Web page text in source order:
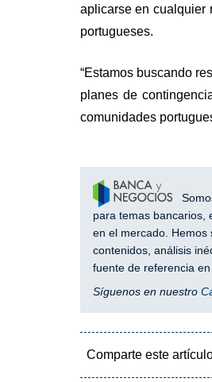
aplicarse en cualquier
portugueses.
“Estamos buscando
planes de
comunidades
para temas bancarios,
en el mercado. Hemos
contenidos, análisis
fuente de referencia
Síguenos en nuestro
Comparte este